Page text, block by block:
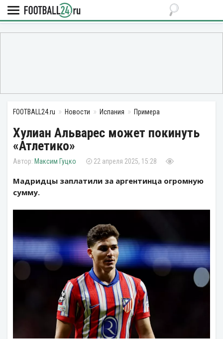
FOOTBALL24.ru Новости Испания Примера
Хулиан Альварес может покинуть
«Атлетико»
Максим Гуцко 22 апреля 2025, 15:28
Мадридцы заплатили за аргентинца огромную
сумму.